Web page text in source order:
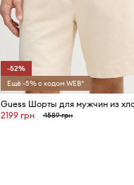
-52%
Ещё -5% с кодом WEB*
Guess Шорты для мужчин из
2199 грн
4589 грн